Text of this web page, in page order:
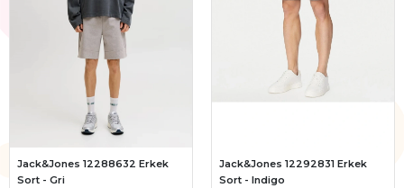
Jack&Jones 12288632 Erkek
Sort - Gri
Jack&Jones 12292831 Erkek
Sort - Indigo